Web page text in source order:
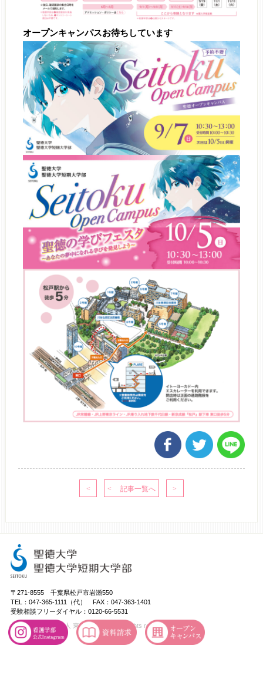
オープンキャンパスお待ちしています
〒271-8555 千葉県松戸市岩瀬550
TEL：047-365-1111（代） FAX：047-363-1401
受験相談フリーダイヤル：0120-66-5531
copyright © 学校法人 東京聖徳学園 All rights reserved.